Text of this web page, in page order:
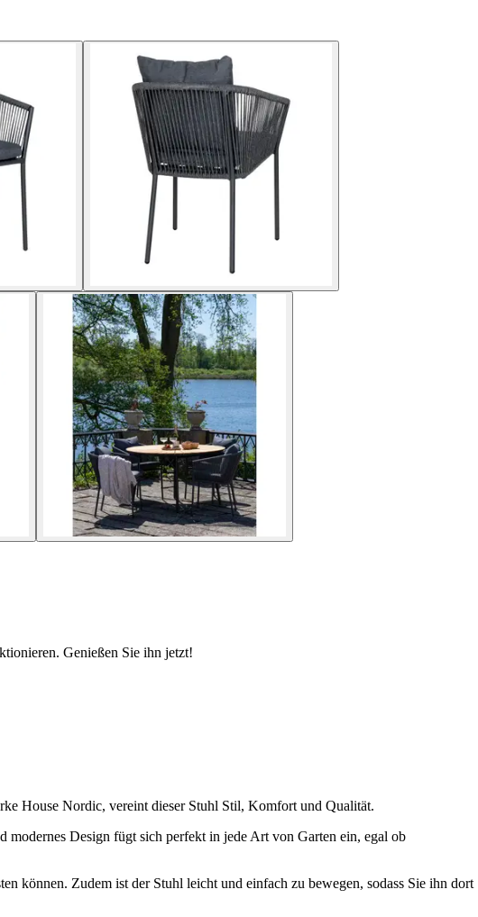
Genießen Sie ihn jetzt!
House Nordic, vereint dieser Stuhl Stil, Komfort und Qualität.
modernes Design fügt sich perfekt in jede Art von Garten ein, egal ob
können. Zudem ist der Stuhl leicht und einfach zu bewegen, sodass Sie ihn dort